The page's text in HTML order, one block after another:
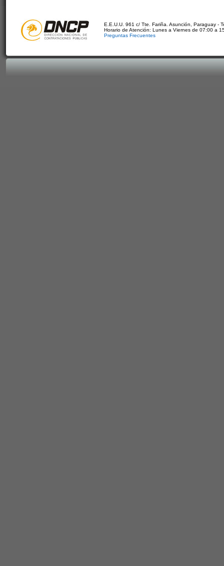
E.E.U.U. 961 c/ Tte. Fariña. Asunción, Paraguay -
Horario de Atención: Lunes a Viernes de 07:00 a
Preguntas Frecuentes